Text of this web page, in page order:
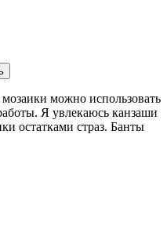
можно использовать
Я увлекаюсь канзаши
остатками страз. Банты